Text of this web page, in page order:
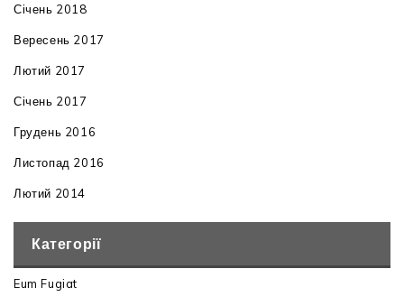
Січень 2018
Вересень 2017
Лютий 2017
Січень 2017
Грудень 2016
Листопад 2016
Лютий 2014
Категорії
Eum Fugiat